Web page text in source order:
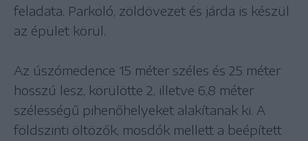
feladata. Parkoló, zöldövezet és járda is készül
az épület körül.
Az úszómedence 15 méter széles és 25 méter
hosszú lesz, körülötte 2, illetve 6,8 méter
szélességű pihenőhelyeket alakítanak ki. A
földszinti öltözők, mosdók mellett a beépített